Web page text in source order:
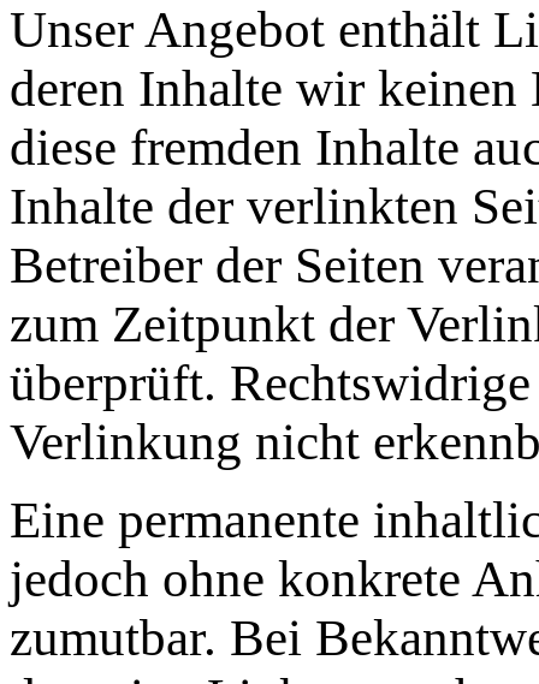
Unser Angebot enthält
deren Inhalte wir
diese fremden Inhalte
Inhalte der verlinkten
Betreiber der Seiten
zum Zeitpunkt der
überprüft.
Verlinkung nicht
Eine permanente
jedoch ohne konkrete
zumutbar. Bei